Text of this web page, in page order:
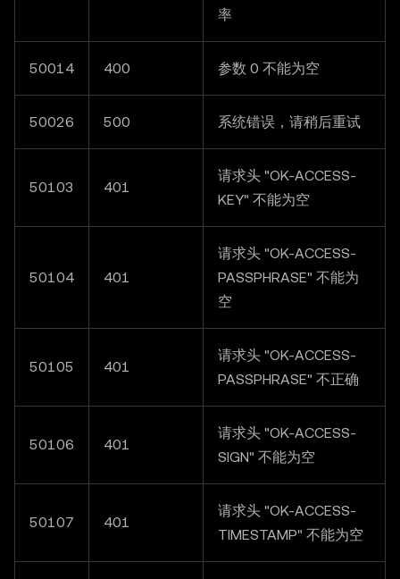
率
50014 400 参数 0 不能为空
50026 500 系统错误，请稍后重试
50103 401
请求头 "OK-ACCESS-
KEY" 不能为空
50104 401
请求头 "OK-ACCESS-
PASSPHRASE" 不能为
空
50105 401
请求头 "OK-ACCESS-
PASSPHRASE" 不正确
50106 401
请求头 "OK-ACCESS-
SIGN" 不能为空
50107 401
请求头 "OK-ACCESS-
TIMESTAMP" 不能为空